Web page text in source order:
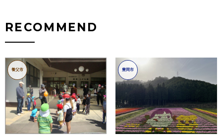
RECOMMEND
養父市 豊岡市